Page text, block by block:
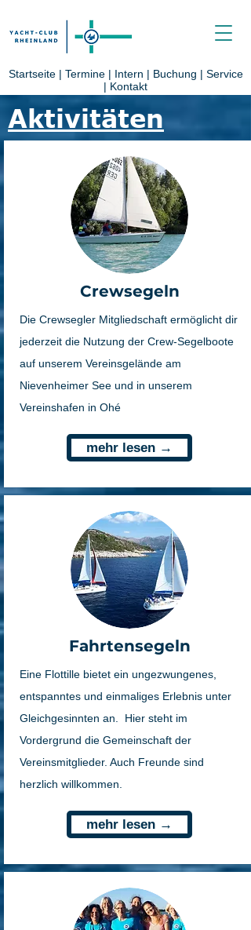
Startseite| Termine | Intern | Buchung | Service
| Kontakt
Aktivitäten
Crewsegeln
Die Crewsegler Mitgliedschaft ermöglicht dir
jederzeit die Nutzung der Crew-Segelboote
auf unserem Vereinsgelände am
Nievenheimer See und in unserem
Vereinshafen in Ohé
mehr lesen →
Fahrtensegeln
Eine Flottille bietet ein ungezwungenes,
entspanntes und einmaliges Erlebnis unter
Gleichgesinnten an. ​ Hier steht im
Vordergrund die Gemeinschaft der
Vereinsmitglieder. Auch Freunde sind
herzlich willkommen.
mehr lesen →